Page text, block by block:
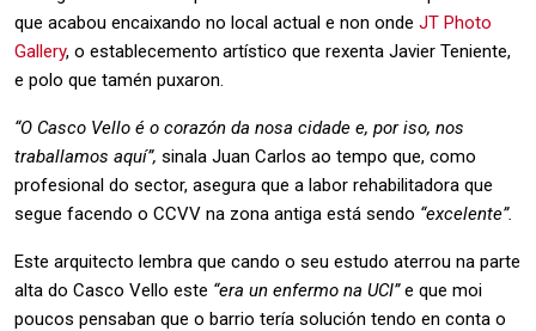
que acabou encaixando no local actual e non onde JT Photo
Gallery, o establecemento artístico que rexenta Javier Teniente,
e polo que tamén puxaron.
“O Casco Vello é o corazón da nosa cidade e, por iso, nos
traballamos aquí”, sinala Juan Carlos ao tempo que, como
profesional do sector, asegura que a labor rehabilitadora que
segue facendo o CCVV na zona antiga está sendo “excelente”.
Este arquitecto lembra que cando o seu estudo aterrou na parte
alta do Casco Vello este “era un enfermo na UCI”e que moi
poucos pensaban que o barrio tería solución tendo en conta o